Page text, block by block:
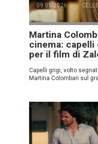
09.01.2026
Martina
cinema: capelli
per il film di
Capelli grigi, volto
Martina Colombari sul